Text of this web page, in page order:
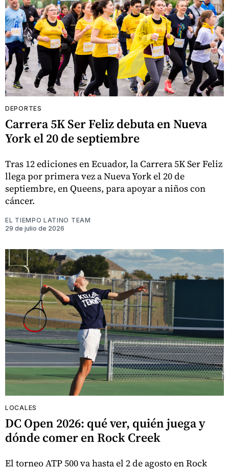
DEPORTES
Carrera 5K Ser Feliz debuta en Nueva
York el 20 de septiembre
Tras 12 ediciones en Ecuador, la Carrera 5K Ser Feliz
llega por primera vez a Nueva York el 20 de
septiembre, en Queens, para apoyar a niños con
cáncer.
EL TIEMPO LATINO TEAM
29 de julio de 2026
LOCALES
DC Open 2026: qué ver, quién juega y
dónde comer en Rock Creek
El torneo ATP 500 va hasta el 2 de agosto en Rock